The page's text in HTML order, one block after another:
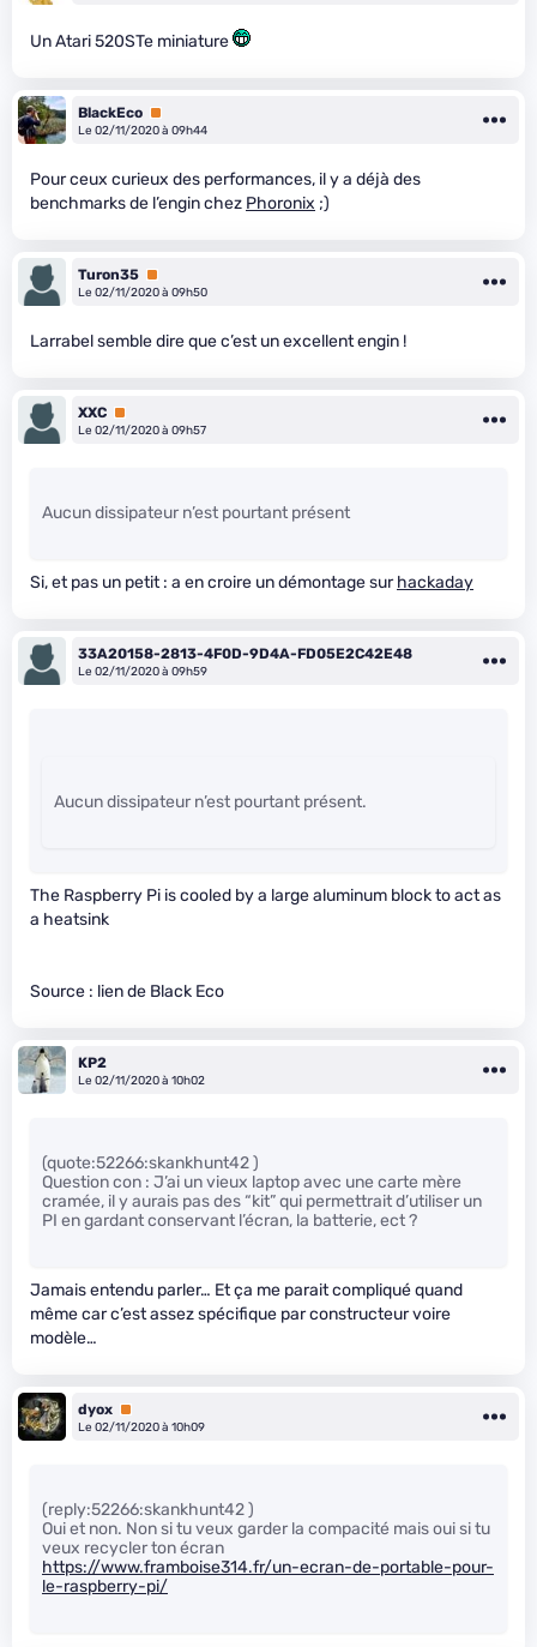
Un Atari 520STe miniature
BlackEco Premium
Le 02/11/2020 à 09h44
Pour ceux curieux des performances, il y a déjà des
benchmarks de l’engin chez Phoronix ;)
Turon35 Premium
Le 02/11/2020 à 09h50
Larrabel semble dire que c’est un excellent engin !
XXC Premium
Le 02/11/2020 à 09h57
Aucun dissipateur n’est pourtant présent
Si, et pas un petit : a en croire un démontage surhackaday
33A20158-2813-4F0D-9D4A-FD05E2C42E48
Le 02/11/2020 à 09h59
Aucun dissipateur n’est pourtant présent.
The Raspberry Pi is cooled by a large aluminum block to act as
a heatsink
Source : lien de Black Eco
KP2
Le 02/11/2020 à 10h02
(quote:52266:skankhunt42 )
Question con : J’ai un vieux laptop avec une carte mère
cramée, il y aurais pas des “kit” qui permettrait d’utiliser un
PI en gardant conservant l’écran, la batterie, ect ?
Jamais entendu parler… Et ça me parait compliqué quand
même car c’est assez spécifique par constructeur voire
modèle…
dyox Premium
Le 02/11/2020 à 10h09
(reply:52266:skankhunt42 )
Oui et non. Non si tu veux garder la compacité mais oui si tu
veux recycler ton écran
https://www.framboise314.fr/un-ecran-de-portable-pour-
le-raspberry-pi/